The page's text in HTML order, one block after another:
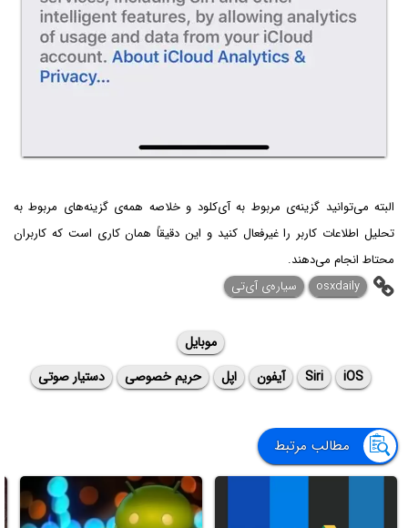
البته می‌توانید گزینه‌ی مربوط به آی‌کلود و خلاصه همه‌ی گزینه‌های مربوط به
تحلیل اطلاعات کاربر را غیرفعال کنید و این دقیقاً همان کاری است که کاربران
محتاط انجام می‌دهند.
osxdaily
سیاره‌ی آی‌تی
موبایل
iOS
Siri آیفون اپل حریم خصوصی دستیار صوتی
مطالب مرتبط